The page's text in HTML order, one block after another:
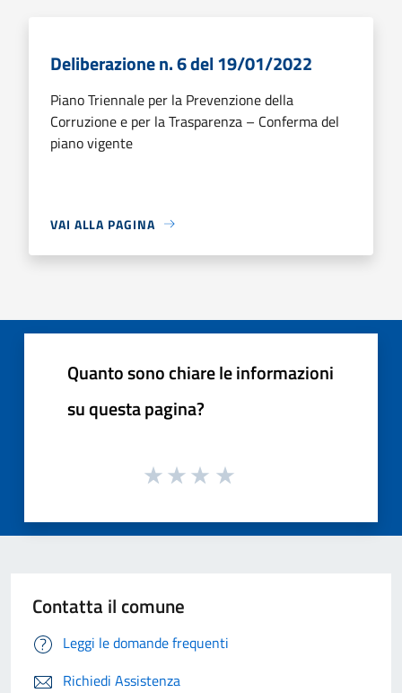
Deliberazione n. 6 del 19/01/2022
Piano Triennale per la Prevenzione della
Corruzione e per la Trasparenza – Conferma del
piano vigente
VAI ALLA PAGINA
Quanto sono chiare le informazioni
su questa pagina?
Contatta il comune
Leggi le domande frequenti
Richiedi Assistenza